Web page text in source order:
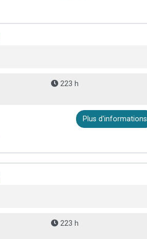
223 h
Plus d'informations
223 h